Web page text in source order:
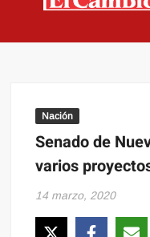
Nación
Senado de
varios
14 marzo, 2020